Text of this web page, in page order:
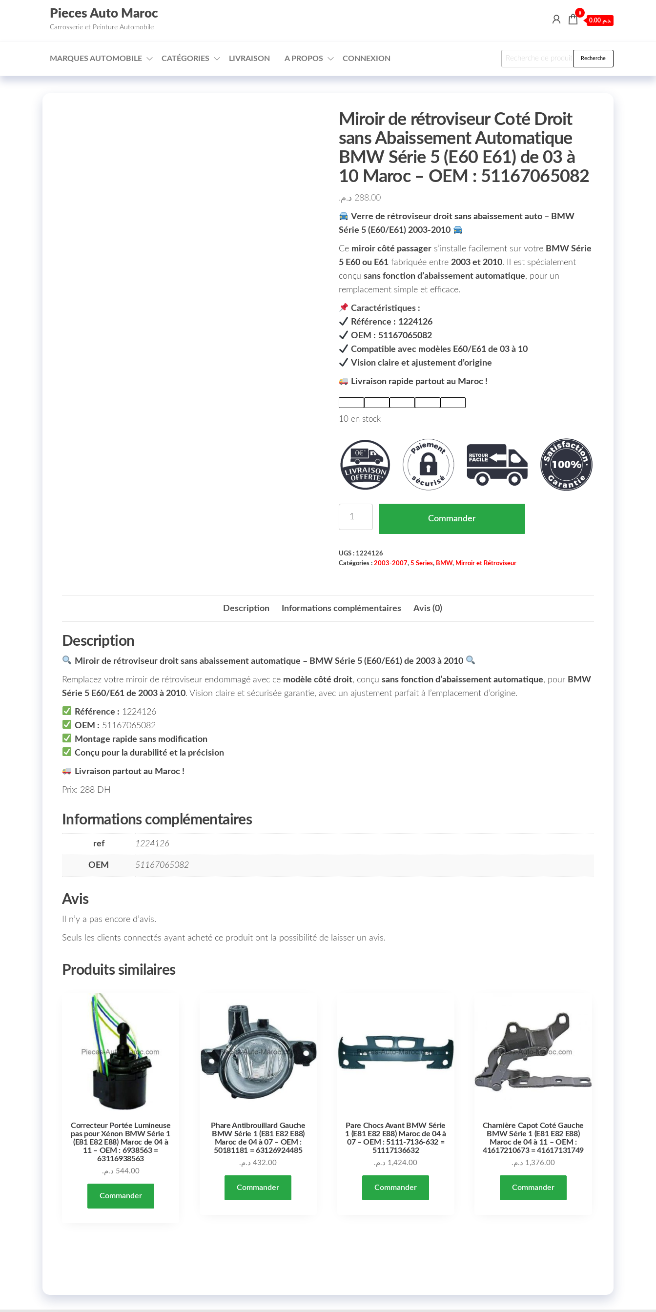
□
Aller au contenu
Pieces Auto Maroc
Carrosserie et Peinture Automobile
0
0.00 د.م.
MARQUES AUTOMOBILE CATÉGORIES LIVRAISON A PROPOS CONNEXION Recherche pour : Recherche
Miroir de rétroviseur Coté Droit
sans Abaissement Automatique
BMW Série 5 (E60 E61) de 03 à
10 Maroc – OEM : 51167065082
288.00 د.م.
Verre de rétroviseur droit sans abaissement auto – BMW
Série 5 (E60/E61) 2003-2010
Ce miroir côté passagers’installe facilement sur votre BMW Série
5 E60 ou E61fabriquée entre 2003 et 2010. Il est spécialement
conçu sans fonction d’abaissement automatique, pour un
remplacement simple et efficace.
Caractéristiques :
Référence : 1224126
OEM : 51167065082
Compatible avec modèles E60/E61 de 03 à 10
Vision claire et ajustement d’origine
Livraison rapide partout au Maroc !
10 en stock
Commander
UGS : 1224126
Catégories : 2003-2007, 5 Series, BMW, Mirroir et Rétroviseur
Description Informations complémentaires Avis (0)
Description
Miroir de rétroviseur droit sans abaissement automatique – BMW Série 5 (E60/E61) de 2003 à 2010
Remplacez votre miroir de rétroviseur endommagé avec ce modèle côté droit, conçu sans fonction d’abaissement automatique, pour BMW
Série 5 E60/E61 de 2003 à 2010. Vision claire et sécurisée garantie, avec un ajustement parfait à l’emplacement d’origine.
Référence : 1224126
OEM : 51167065082
Montage rapide sans modification
Conçu pour la durabilité et la précision
Livraison partout au Maroc !
Prix: 288 DH
Informations complémentaires
ref 1224126
OEM 51167065082
Avis
Il n’y a pas encore d’avis.
Seuls les clients connectés ayant acheté ce produit ont la possibilité de laisser un avis.
Produits similaires
Correcteur Portée Lumineuse
pas pour Xénon BMW Série 1
(E81 E82 E88) Maroc de 04 à
11 – OEM : 6938563 =
63116938563
544.00 د.م.
Commander
Phare Antibrouillard Gauche
BMW Série 1 (E81 E82 E88)
Maroc de 04 à 07 – OEM :
50181181 = 63126924485
432.00 د.م.
Commander
Pare Chocs Avant BMW Série
1 (E81 E82 E88) Maroc de 04 à
07 – OEM : 5111-7136-632 =
51117136632
1,424.00 د.م.
Commander
Charnière Capot Coté Gauche
BMW Série 1 (E81 E82 E88)
Maroc de 04 à 11 – OEM :
41617210673 = 41617131749
1,376.00 د.م.
Commander